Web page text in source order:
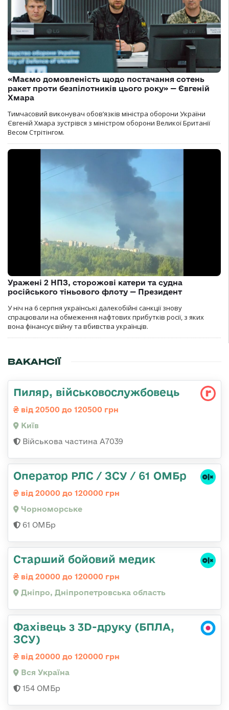
«Маємо домовленість щодо постачання сотень
ракет проти безпілотників цього року» — Євгеній
Хмара
Тимчасовий виконувач обов’язків міністра оборони України
Євгеній Хмара зустрівся з міністром оборони Великої Британії
Весом Стрітінгом.
Уражені 2 НПЗ, сторожові катери та судна
російського тіньового флоту — Президент
У ніч на 6 серпня українські далекобійні санкції знову
спрацювали на обмеження нафтових прибутків росії, з яких
вона фінансує війну та вбивства українців.
ВАКАНСІЇ
Пиляр, військовослужбовець
від 20500 до 120500 грн
Київ
Військова частина А7039
Оператор РЛС / ЗСУ / 61 ОМБр
від 20000 до 120000 грн
Чорноморське
61 ОМБр
Старший бойовий медик
від 20000 до 120000 грн
Дніпро, Дніпропетровська область
Фахівець з 3D-друку (БПЛА,
ЗСУ)
від 20000 до 120000 грн
Вся Україна
154 ОМБр